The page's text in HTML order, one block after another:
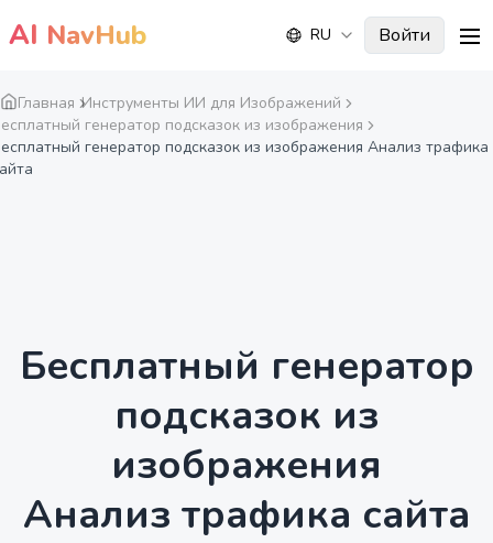
AI NavHub RU Войти
Главная Инструменты ИИ для Изображений
генератор подсказок из изображения
генератор подсказок из изображения Анализ трафика
Бесплатный генератор
подсказок из
изображения
Анализ трафика сайта